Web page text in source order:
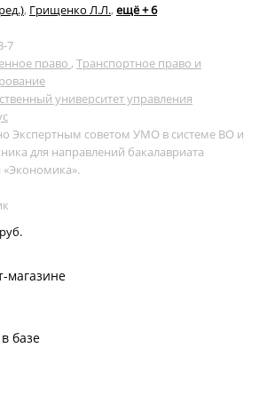
, Грищенко Л.Л., ещё + 6
7
право , Транспортное право и
университет управления
Экспертным советом УМО в системе ВО и
для направлений бакалавриата
магазине
базе